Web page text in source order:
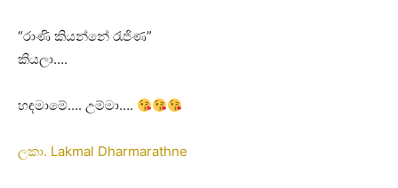
“රාණි කියන්නේ රැජිණ”
කියලා….
හඳමාමේ…. උම්මා….
ලකා. Lakmal Dharmarathne